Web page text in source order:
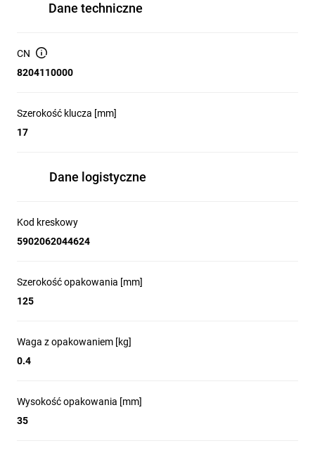
Dane techniczne
CN
8204110000
Szerokość klucza [mm]
17
Dane logistyczne
Kod kreskowy
5902062044624
Szerokość opakowania [mm]
125
Waga z opakowaniem [kg]
0.4
Wysokość opakowania [mm]
35